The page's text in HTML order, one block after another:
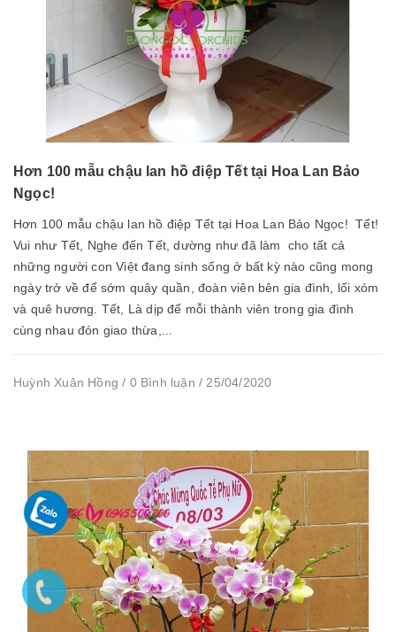
Hơn 100 mẫu chậu lan hồ điệp Tết tại Hoa Lan Bảo
Ngọc!
Hơn 100 mẫu chậu lan hồ điệp Tết tại Hoa Lan Bảo Ngọc! Tết!
Vui như Tết, Nghe đến Tết, dường như đã làm cho tất cả
những người con Việt đang sinh sống ở bất kỳ nào cũng mong
ngày trở về để sớm quây quần, đoàn viên bên gia đình, lối xóm
và quê hương. Tết, Là dịp để mỗi thành viên trong gia đình
cùng nhau đón giao thừa,...
Huỳnh Xuân Hồng / 0 Bình luận / 25/04/2020